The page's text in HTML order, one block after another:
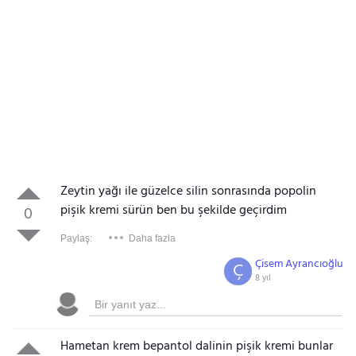
0
Zeytin yağı ile güzelce silin sonrasında popolin
pişik kremi sürün ben bu şekilde geçirdim
Paylaş: Daha fazla
Çisem Ayrancıoğlu
8 yıl
Ç
Hametan krem bepantol dalinin pişik kremi bunlar